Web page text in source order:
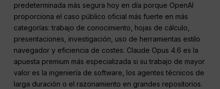
predeterminada más segura hoy en día porque OpenAI
proporciona el caso público oficial más fuerte en más
categorías: trabajo de conocimiento, hojas de cálculo,
presentaciones, investigación, uso de herramientas estilo
navegador y eficiencia de costes. Claude Opus 4.6 es la
apuesta premium más especializada si su trabajo de mayor
valor es la ingeniería de software, los agentes técnicos de
larga duración o el razonamiento en grandes repositorios.